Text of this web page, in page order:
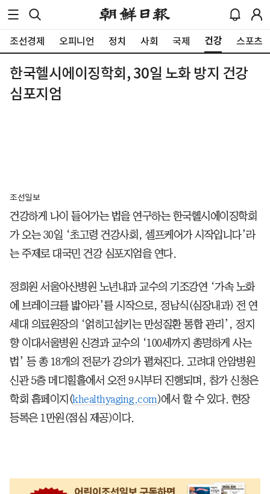
조선경제 오피니언 정치 사회 국제 건강 스포츠
한국헬시에이징학회, 30일 노화 방지 건강
심포지엄
조선일보
건강하게 나이 들어가는 법을 연구하는 한국헬시에이징학회
가 오는 30일 ‘초고령 건강사회, 셀프케어가 시작입니다’라
는 주제로 대국민 건강 심포지엄을 연다.
정희원 서울아산병원 노년내과 교수의 기조강연 ‘가속 노화
에 브레이크를 밟아라’를 시작으로, 정남식(심장내과) 전 연
세대 의료원장의 ‘얽히고설키는 만성질환 통합 관리’, 정지
향 이대서울병원 신경과 교수의 ‘100세까지 총명하게 사는
법’ 등 총 18개의 전문가 강의가 펼쳐진다. 고려대 안암병원
신관 5층 메디힐홀에서 오전 9시부터 진행되며, 참가 신청은
학회 홈페이지(khealthyaging.com)에서 할 수 있다. 현장
등록은 1만원(점심 제공)이다.